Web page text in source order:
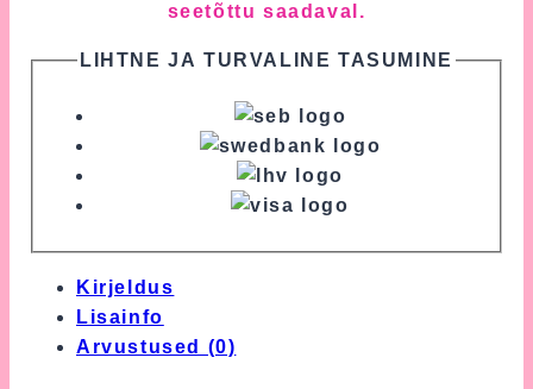
seetõttu saadaval.
LIHTNE JA TURVALINE TASUMINE
Kirjeldus
Lisainfo
Arvustused (0)